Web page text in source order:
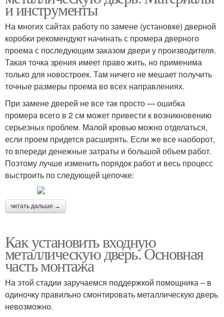
и инструменты
На многих сайтах работу по замене (установке) дверной
коробки рекомендуют начинать с промера дверного
проема с последующим заказом двери у производителя.
Такая точка зрения имеет право жить, но применима
только для новостроек. Там ничего не мешает получить
точные размеры проема во всех направлениях.
При замене дверей не все так просто — ошибка
промера всего в 2 см может привести к возникновению
серьезных проблем. Малой кровью можно отделаться,
если проем придется расширять. Если же все наоборот,
то впереди денежные затраты и большой объем работ.
Поэтому лучше изменить порядок работ и весь процесс
выстроить по следующей цепочке:
читать дальше →
Как установить входную
металлическую дверь. Основная
часть монтажа
На этой стадии заручаемся поддержкой помощника – в
одиночку правильно смонтировать металлическую дверь
невозможно.